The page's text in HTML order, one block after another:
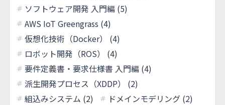
ソフトウェア開発 入門編 (5)
AWS IoT Greengrass (4)
仮想化技術（Docker） (4)
ロボット開発（ROS） (4)
要件定義書・要求仕様書 入門編 (4)
派生開発プロセス（XDDP） (2)
組込みシステム (2)
ドメインモデリング (2)